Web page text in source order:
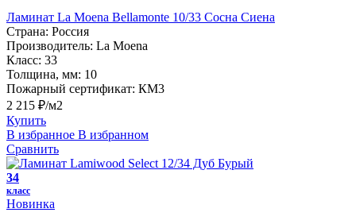
Ламинат La Moena Bellamonte 10/33 Сосна Сиена
Страна: Россия
Производитель: La Moena
Класс: 33
Толщина, мм: 10
Пожарный сертификат: КМ3
2 215 ₽/м2
Купить
В избранное В избранном
Сравнить
34
класс
Новинка